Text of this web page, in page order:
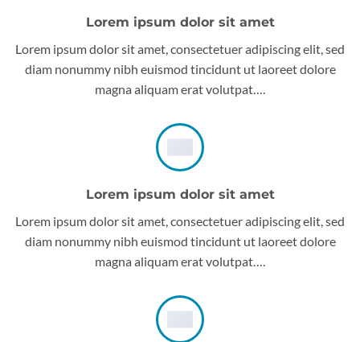
Lorem ipsum dolor sit amet
Lorem ipsum dolor sit amet, consectetuer adipiscing elit, sed
diam nonummy nibh euismod tincidunt ut laoreet dolore
magna aliquam erat volutpat….
Lorem ipsum dolor sit amet
Lorem ipsum dolor sit amet, consectetuer adipiscing elit, sed
diam nonummy nibh euismod tincidunt ut laoreet dolore
magna aliquam erat volutpat….